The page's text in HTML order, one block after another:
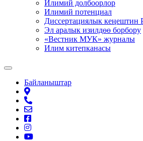
Илимий долбоорлор
Илимий потенциал
Диссертациялык кеңештин
Эл аралык изилдөө борбору
«Вестник МУК» журналы
Илим китепканасы
Байланыштар